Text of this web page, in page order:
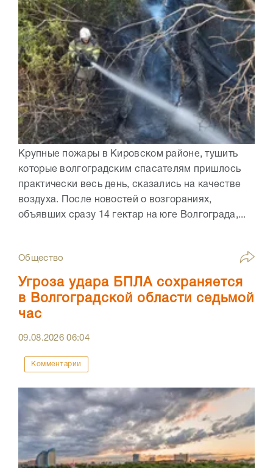
Крупные пожары в Кировском районе, тушить
которые волгоградским спасателям пришлось
практически весь день, сказались на качестве
воздуха. После новостей о возгораниях,
объявших сразу 14 гектар на юге Волгограда,...
Общество
Угроза удара БПЛА сохраняется
в Волгоградской области седьмой
час
09.08.202606:04
Комментарии